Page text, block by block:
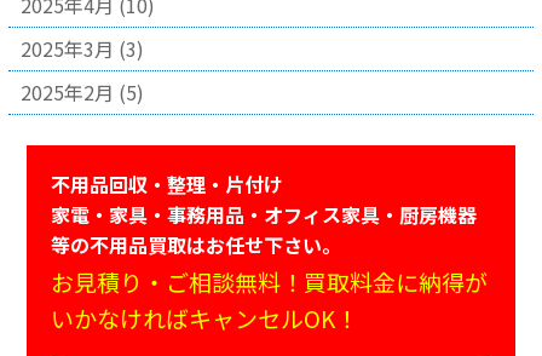
2025年3月 (3)
2025年2月 (5)
不用品回収・整理・片付け
家電・家具・事務用品・オフィス家具・厨房機器
等の不用品買取はお任せ下さい。
お見積り・ご相談無料！買取料金に納得が
いかなければキャンセルOK！